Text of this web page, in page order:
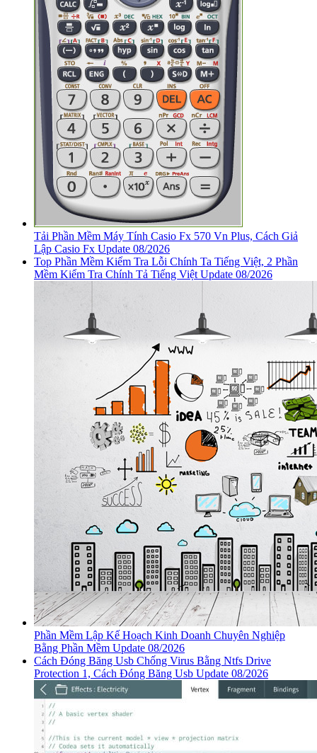
Tải Phần Mềm Máy Tính Casio Fx 570 Vn Plus, Cách Giả
Lập Casio Fx Update 08/2026
Top Phần Mềm Kiểm Tra Lỗi Chính Ta Tiếng Việt, 2 Phần
Mềm Kiểm Tra Chính Tả Tiếng Việt Update 08/2026
Phần Mềm Lập Kế Hoạch Kinh Doanh Chuyên Nghiệp
Bằng Phần Mềm Update 08/2026
Cách Đóng Băng Usb Chống Virus Bằng Ntfs Drive
Protection 1, Cách Đóng Băng Usb Update 08/2026